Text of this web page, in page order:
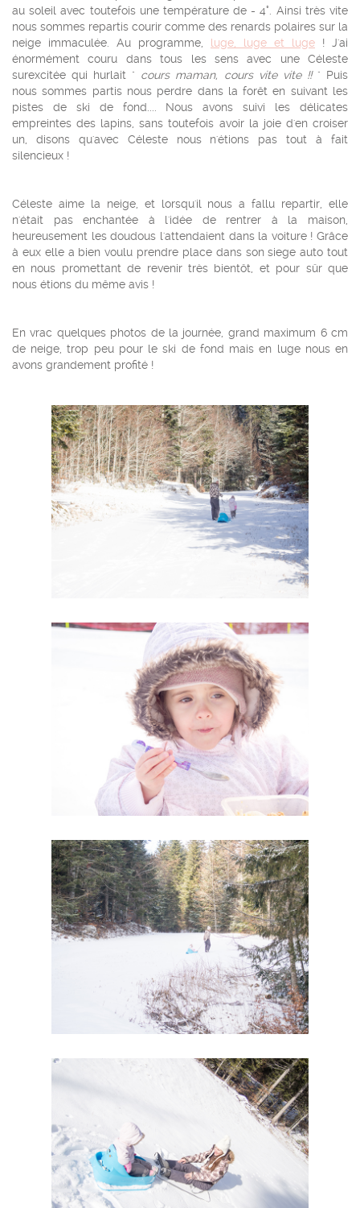
au soleil avec toutefois une température de - 4°. Ainsi très vite
nous sommes repartis courir comme des renards polaires sur la
neige immaculée. Au programme, luge, luge et luge ! J'ai
énormément couru dans tous les sens avec une Céleste
surexcitée qui hurlait " cours maman, cours vite vite !!" Puis
nous sommes partis nous perdre dans la forêt en suivant les
pistes de ski de fond.... Nous avons suivi les délicates
empreintes des lapins, sans toutefois avoir la joie d'en croiser
un, disons qu'avec Céleste nous n'étions pas tout à fait
silencieux !
Céleste aime la neige, et lorsqu'il nous a fallu repartir, elle
n'était pas enchantée à l'idée de rentrer à la maison,
heureusement les doudous l'attendaient dans la voiture ! Grâce
à eux elle a bien voulu prendre place dans son siege auto tout
en nous promettant de revenir très bientôt, et pour sûr que
nous étions du même avis !
En vrac quelques photos de la journée, grand maximum 6 cm
de neige, trop peu pour le ski de fond mais en luge nous en
avons grandement profité !